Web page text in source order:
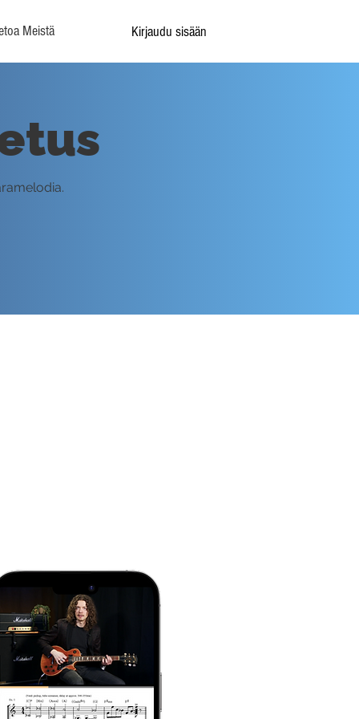
Meistä Kirjaudu sisään